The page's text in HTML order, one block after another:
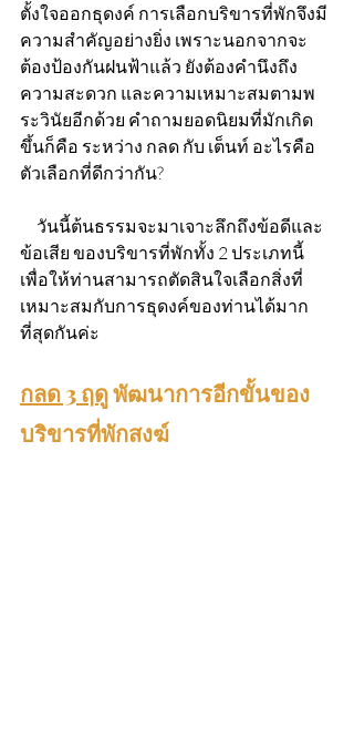
ตั้งใจออกธุดงค์ การเลือกบริขารที่พักจึงมี
ความสำคัญอย่างยิ่ง เพราะนอกจากจะ
ต้องป้องกันฝนฟ้าแล้ว ยังต้องคำนึงถึง
ความสะดวก และความเหมาะสมตามพ
ระวินัยอีกด้วย คำถามยอดนิยมที่มักเกิด
ขึ้นก็คือ ระหว่าง กลด กับ เต็นท์ อะไรคือ
ตัวเลือกที่ดีกว่ากัน?
ข้อเสีย ของบริขารที่พักทั้ง 2 ประเภทนี้
เพื่อให้ท่านสามารถตัดสินใจเลือกสิ่งที่
เหมาะสมกับการธุดงค์ของท่านได้มาก
ที่สุดกันค่ะ
กลด 3 ฤดู พัฒนาการอีกขั้นของ
บริขารที่พักสงฆ์